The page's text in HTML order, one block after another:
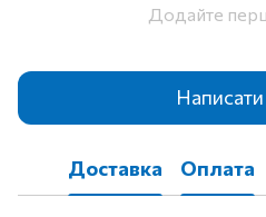
Додайте
Написати
Доставка Оплата